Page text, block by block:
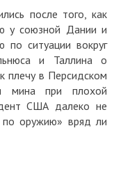
после того, как
у союзной Дании и
по ситуации вокруг
и Таллина о
плечу в Персидском
мина при плохой
США далеко не
по оружию» вряд ли